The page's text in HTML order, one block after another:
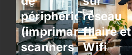
périphériques
(imprimantes,
scanners
réseau
filaire et
Wifi